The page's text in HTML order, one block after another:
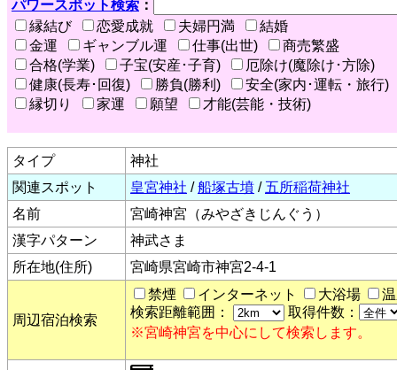
パワースポット検索 ：
縁結び
恋愛成就 夫婦円満
結婚
金運
ギャンブル運 仕事(出世)
商売繁盛
合格(学業)
子宝(安産･子育)
厄除け(魔除け･方除)
健康(長寿･回復)
勝負(勝利)
安全(家内･運転・旅行)
縁切り
家運 願望 才能(芸能・技術)
タイプ
神社
関連スポット
皇宮神社 /船塚古墳 / 五所稲荷神社
名前
宮崎神宮（みやざきじんぐう）
漢字パターン
神武さま
所在地(住所)
宮崎県宮崎市神宮2-4-1
周辺宿泊検索
禁煙 インターネット 大浴場
検索距離範囲：
取得件数：
※宮崎神宮を中心にして検索します。